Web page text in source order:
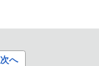
次へ